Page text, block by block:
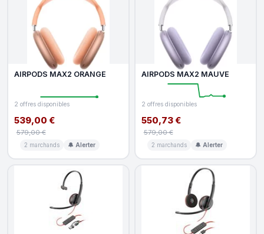
AIRPODS MAX2 ORANGE
2 offres disponibles
539,00 €
579,00 €
2 marchands 🔔 Alerter
AIRPODS MAX2 MAUVE
2 offres disponibles
550,73 €
579,00 €
2 marchands 🔔 Alerter